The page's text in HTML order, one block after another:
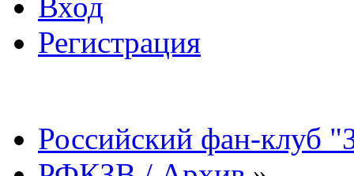
Регистрация
Российский фан-клуб